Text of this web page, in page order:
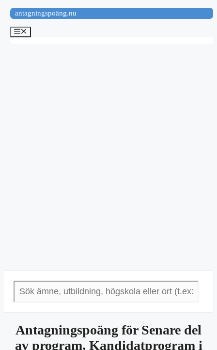
Hoppa
till
innehåll
antagningspoäng.nu
Meny
Antagningspoäng för Senare del
av program, Kandidatprogram i